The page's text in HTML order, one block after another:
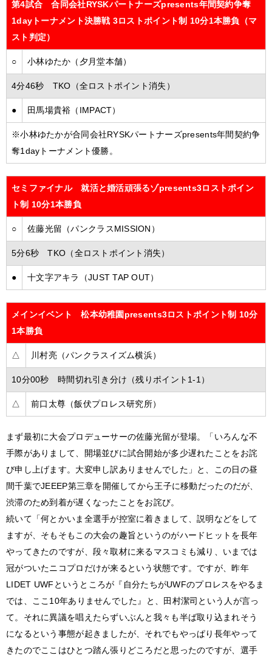
第4試合 合同会社RYSKパートナーズpresents年間契約争奪
1dayトーナメント決勝戦 3ロストポイント制 10分1本勝負（マ
スト判定）
○ 小林ゆたか（夕月堂本舗）
4分46秒 TKO（全ロストポイント消失）
● 田馬場貴裕（IMPACT）
※小林ゆたかが合同会社RYSKパートナーズpresents年間契約争
奪1dayトーナメント優勝。
セミファイナル 就活と婚活頑張るゾpresents3ロストポイン
ト制 10分1本勝負
○ 佐藤光留（パンクラスMISSION）
5分6秒 TKO（全ロストポイント消失）
● 十文字アキラ（JUST TAP OUT）
メインイベント 松本幼稚園presents3ロストポイント制 10分
1本勝負
△ 川村亮（パンクラスイズム横浜）
10分00秒 時間切れ引き分け（残りポイント1-1）
△ 前口太尊（飯伏プロレス研究所）
まず最初に大会プロデューサーの佐藤光留が登場。「いろんな不
手際がありまして、開場並びに試合開始が多少遅れたことをお詫
び申し上げます。大変申し訳ありませんでした」と、この日の昼
間千葉でJEEEP第三章を開催してから王子に移動だったのだが、
渋滞のため到着が遅くなったことをお詫び。
続いて「何とかいま全選手が控室に着きまして、説明などをして
ますが、そもそもこの大会の趣旨というのがハードヒットを長年
やってきたのですが、段々取材に来るマスコミも減り、いまでは
冠がついたニコプロだけが来るという状態です。ですが、昨年
LIDET UWFというところが『自分たちがUWFのプロレスをやるま
では、ここ10年ありませんでした』と、田村潔司という人が言っ
て。それに異議を唱えたらずいぶんと我々も半ば取り込まれそう
になるという事態が起きましたが、それでもやっぱり長年やって
きたのでここはひとつ踏ん張りどころだと思ったのですが、選手